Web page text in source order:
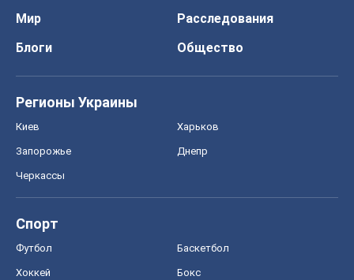
Мир
Расследования
Блоги
Общество
Регионы Украины
Киев Харьков
Запорожье Днепр
Черкассы
Спорт
Футбол Баскетбол
Хоккей Бокс